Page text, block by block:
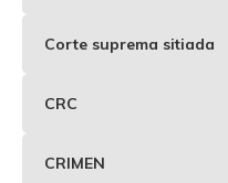
Corte suprema sitiada
CRC
CRIMEN